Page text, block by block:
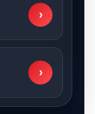
›
›